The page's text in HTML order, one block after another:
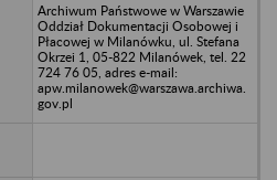
Archiwum Państwowe w Warszawie
Oddział Dokumentacji Osobowej i
Płacowej w Milanówku, ul. Stefana
Okrzei 1, 05-822 Milanówek, tel. 22
724 76 05, adres e-mail:
apw.milanowek@warszawa.archiwa.
gov.pl